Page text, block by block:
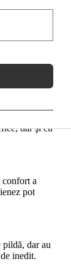
ultimii ani
ideal
şi în
dar şi cu
confort a
pot
pildă, dar au
inedit.